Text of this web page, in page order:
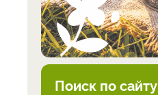
Поиск по сайту